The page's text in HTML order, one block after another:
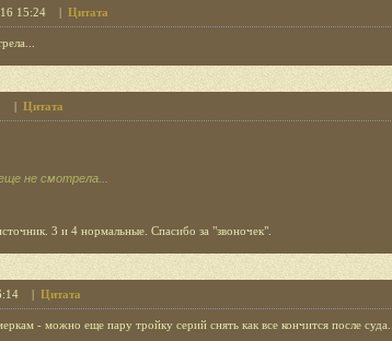
15:24 | Цитата
| Цитата
не смотрела...
3 и 4 нормальные. Спасибо за "звоночек".
| Цитата
- можно еще пару тройку серий снять как все кончится после суда...